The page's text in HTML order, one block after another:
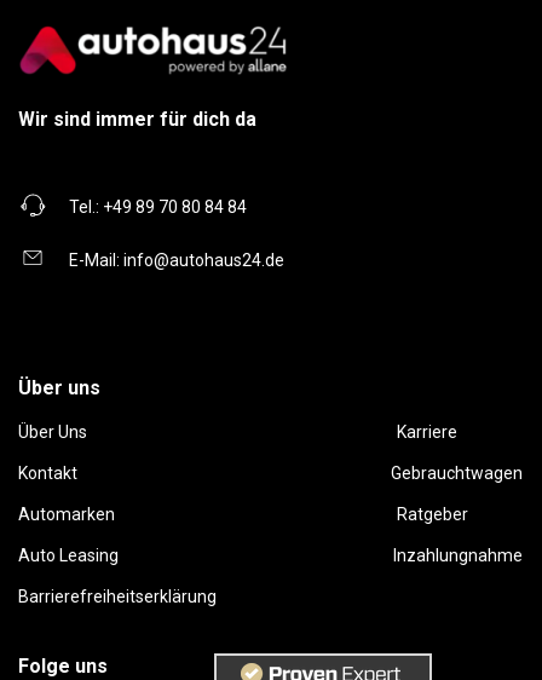
Wir sind immer für dich da
Tel.: +49 89 70 80 84 84
E-Mail: info@autohaus24.de
Über uns
Über Uns Karriere
Kontakt Gebrauchtwagen
Automarken Ratgeber
Auto Leasing Inzahlungnahme
Barrierefreiheitserklärung
Folge uns